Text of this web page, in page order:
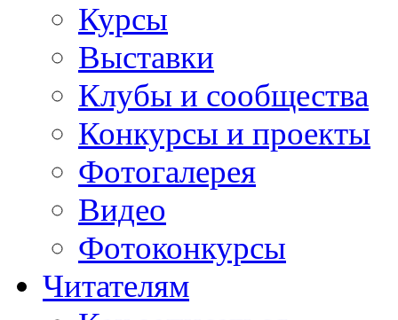
Курсы
Выставки
Клубы и сообщества
Конкурсы и проекты
Фотогалерея
Видео
Фотоконкурсы
Читателям